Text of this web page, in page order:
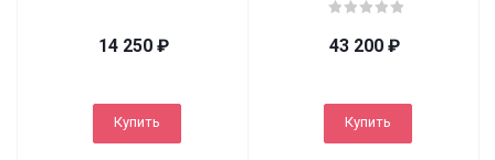
14 250₽
Купить
43 200₽
Купить